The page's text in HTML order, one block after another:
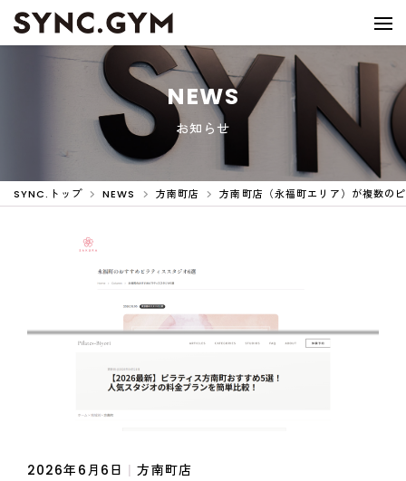
NEWS
お知らせ
SYNC.トップ NEWS 方南町店 方南町店（永福町エリア）が複数の
2026年6月6日 | 方南町店